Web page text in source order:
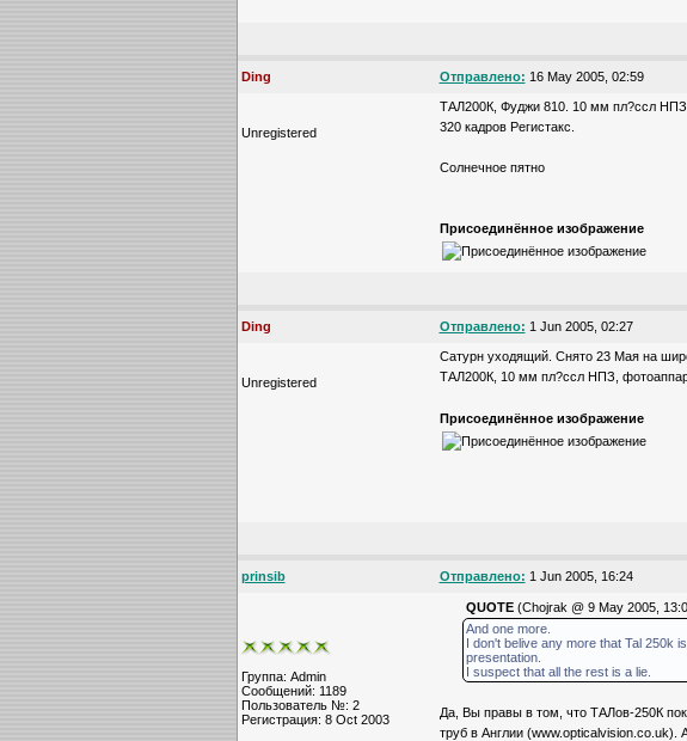
Ding Отправлено: 16 May 2005, 02:59
Unregistered
ТАЛ200К, Фуджи 810. 10 мм пл?ссл НПЗ
320 кадров Регистакс.
Солнечное пятно
Присоединённое изображение
Ding Отправлено: 1 Jun 2005, 02:27
Unregistered
Сатурн уходящий. Снято 23 Мая на
ТАЛ200К, 10 мм пл?ссл НПЗ,
Присоединённое изображение
prinsib Отправлено: 1 Jun 2005, 16:24
Группа: Admin
Сообщений: 1189
Пользователь №: 2
Регистрация: 8 Oct 2003
QUOTE (Chojrak @ 9 May 2005,
And one more.
I don't belive any more that Tal 250k
presentation.
I suspect that all the rest is a lie.
Да, Вы правы в том, что ТАЛов-250К
труб в Англии